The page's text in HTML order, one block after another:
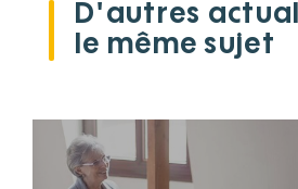
D'autres
le même sujet